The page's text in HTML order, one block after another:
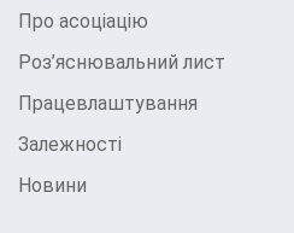
Про асоціацію
Роз’яснювальний лист
Працевлаштування
Залежності
Новини